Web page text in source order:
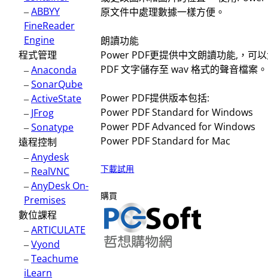
–ABBYY
FineReader
Engine
程式管理
–Anaconda
–SonarQube
–ActiveState
– JFrog
–Sonatype
遠程控制
–Anydesk
– RealVNC
–AnyDesk On-
Premises
數位課程
–ARTICULATE
–Vyond
–Teachume
iLearn
原文件中處理數據一樣方便。
朗讀功能
Power PDF更提供中文朗讀功能,，可
PDF 文字儲存至 wav 格式的聲音檔案。
Power PDF提供版本包括:
Power PDF Standard for Windows
Power PDF Advanced for Windows
Power PDF Standard for Mac
下載試用
購買